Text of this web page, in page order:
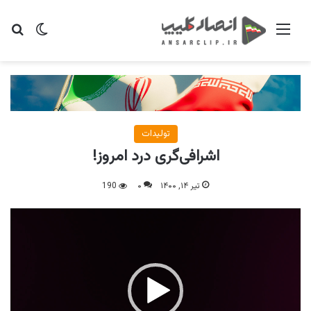
تغییر منو
تولیدات
اشرافی‌گری درد امروز!
تیر ۱۴, ۱۴۰۰ ۰ 190
نمایشگر